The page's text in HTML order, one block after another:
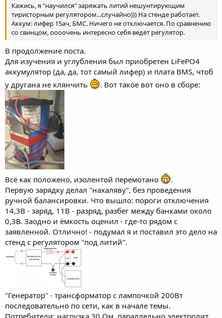
Кажись, я "научился" заряжать литий нешунтирующим
тиристорным регулятором...случайно))) На стенде работает.
Аккум: лифер 15ач, БМС. Ничего не отключается. По сравнению
со свинцом, оооочень интересно себя ведёт регулятор.
В продолжение поста.
Для изучения и углубления был приобретен LiFePO4
аккумулятор (да, да, тот самый лифер) и плата BMS, чтоб
у другана не клянчить
. Вот такое вот оно в сборе:
Всё как положено, изолентой перемотано
.
Первую зарядку делал "нахаляву", без проведения
ручной балансировки. Что вышло: пороги отключения
14,3В - заряд, 11В - разряд, разбег между банками около
0,3В. Заодно и ёмкость оценил - где-то рядом с
заявленной. Отлично! - подумал я и поставил это дело на
стенд с регулятором "под литий".
"Генератор" - трансформатор с лампочкой 200Вт
последовательно по сети, как в начале темы.